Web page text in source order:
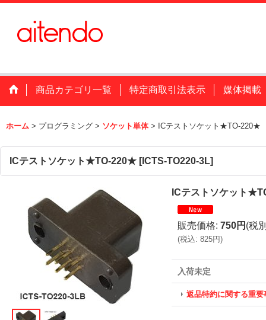
商品カテゴリ一覧 特定商取引法表示 媒体掲載
ホーム > プログラミング > ソケット単体 > ICテストソケット★TO-220★
ICテストソケット★TO-220★ [ICTS-TO220-3L]
ICテストソケット
販売価格: 750円 (税
(税込: 825円)
入荷未定
返品特約に関する重要